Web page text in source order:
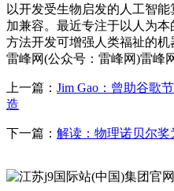
以开发受生物启发的人工智
加兼容。最近专注于以人为
方法开发可增强人类福祉的机
雷峰网(公众号：雷峰网)雷峰
上一篇： Jim Gao：曾助谷歌
造
下一篇： 解读：物理诺贝尔